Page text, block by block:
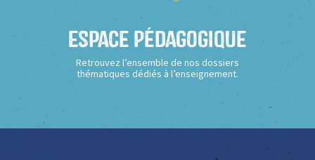
Espace Pédagogique
Retrouvez l’ensemble de nos dossiers
thématiques dédiés à l’enseignement.